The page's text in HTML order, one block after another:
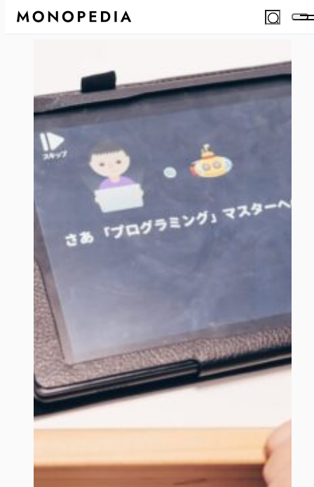
【口コミ】ワンダーボックスを受講して感じた
効果を紹介。アプリや料金、キャンペーン情報
も掲載
公開：2021.8.23 ｜ 更新：2026.5.28
PR